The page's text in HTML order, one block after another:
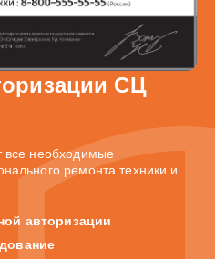
СЦ
все необходимые
ремонта техники и
авторизации